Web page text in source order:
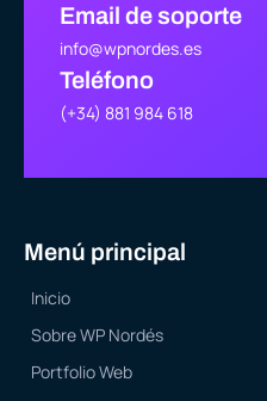
Email de soporte
info@wpnordes.es
Teléfono
(+34) 881 984 618
Menú principal
Inicio
Sobre WP Nordés
Portfolio Web